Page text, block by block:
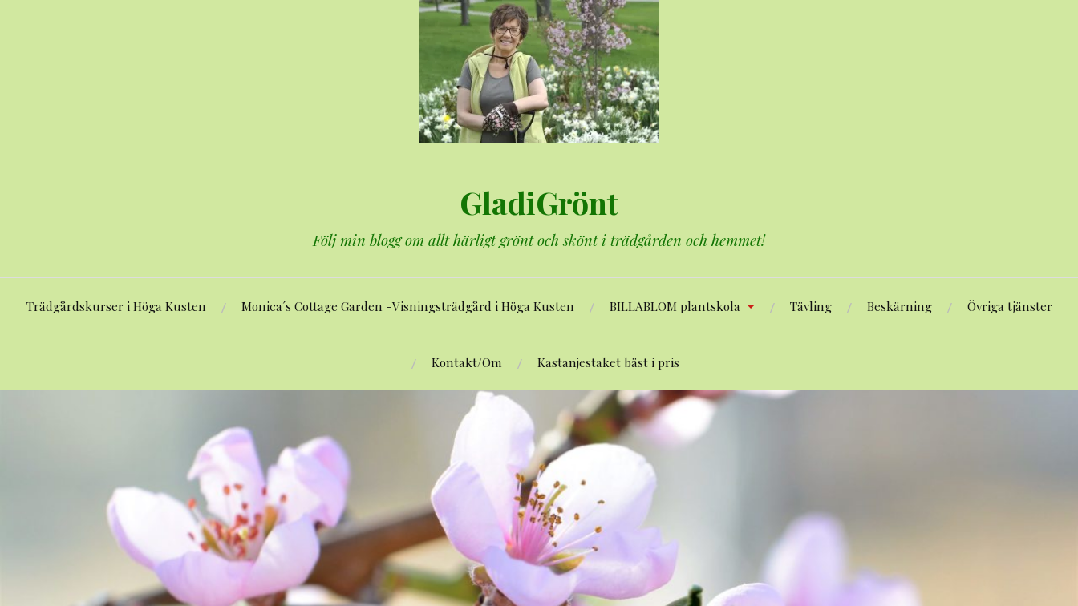
GladiGrönt
Följ min blogg om allt härligt grönt och skönt i trädgården och hemmet!
Trädgårdskurser i Höga Kusten Monica´s Cottage Garden -Visningsträdgård i Höga Kusten BILLABLOM plantskola Tävling Beskärning Övriga tjänster
Kontakt/Om Kastanjestaket bäst i pris